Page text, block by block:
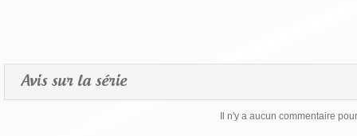
Avis sur la série
Il n'y a aucun commentaire